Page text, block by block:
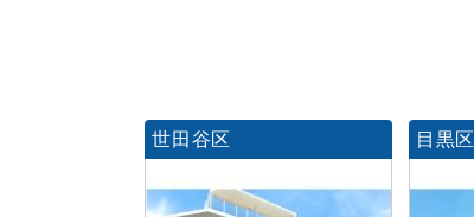
世田谷区 目黒区